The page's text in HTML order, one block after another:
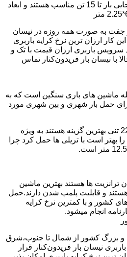
همان 10 چرخ ها برای جابه جایی بار تا 15 تن مناسب هستند و ابعاد
و جفت به صورت همه روزه در نیسان
کار ارزان ترین نرخ کرایه باربری
سرویس باربری ارزان قیمت با تک و
با نیسان بار فریدون‌کنار تماس
18 چرخ از جمله ماشین های باری سنگین است که به
حمل بار شهری و بین شهری مورد
تریلی ها باری حمل بار های 22 تنی بهترین گزینه هستند به ویژه
را بهتر است با تریلی ها حمل کرد چرا
ترانزیت ها هستند بهترین ماشین
و قابلیت پلمپ شدن دارند.حمل
کشور و با کمترین نرخ کرایه
انجام میشود.
بزرگ کشور از شمال تا جنوب،شرق
نیسان بار فریدون‌کنار قرار